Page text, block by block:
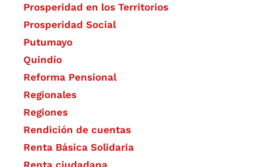
Prosperidad en los Territorios
Prosperidad Social
Putumayo
Quindío
Reforma Pensional
Regionales
Regiones
Rendición de cuentas
Renta Básica Solidaria
Renta ciudadana